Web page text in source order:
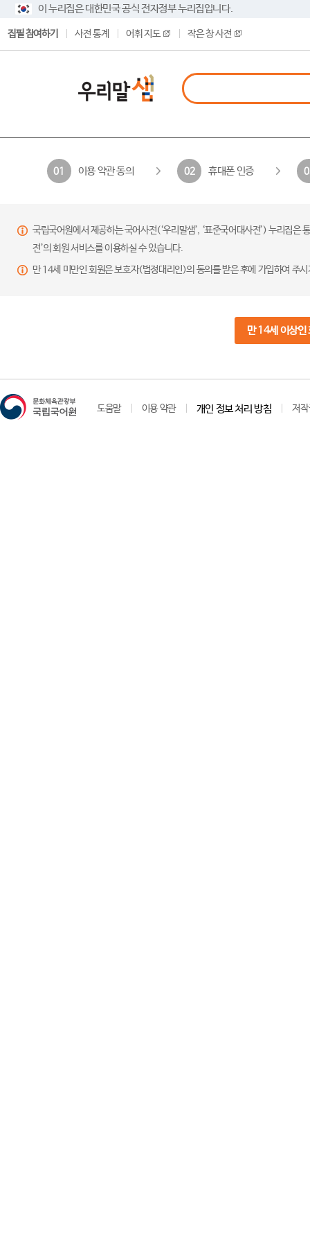
이 누리집은 대한민국 공식 전자정부 누리집입니다.
집필 참여하기 사전 통계 어휘 지도 작은 창 사전
01 이용 약관 동의 02 휴대폰 인증
국립국어원에서 제공하는 국어사전(‘우리말샘’, ‘표준국어대사전’) 누리집
전’의 회원 서비스를 이용하실 수 있습니다.
만 14세 미만인 회원은 보호자(법정대리인)의 동의를 받은 후에 가입하여 주
만 14세 이상인
도움말 이용 약관 개인 정보 처리 방침 저